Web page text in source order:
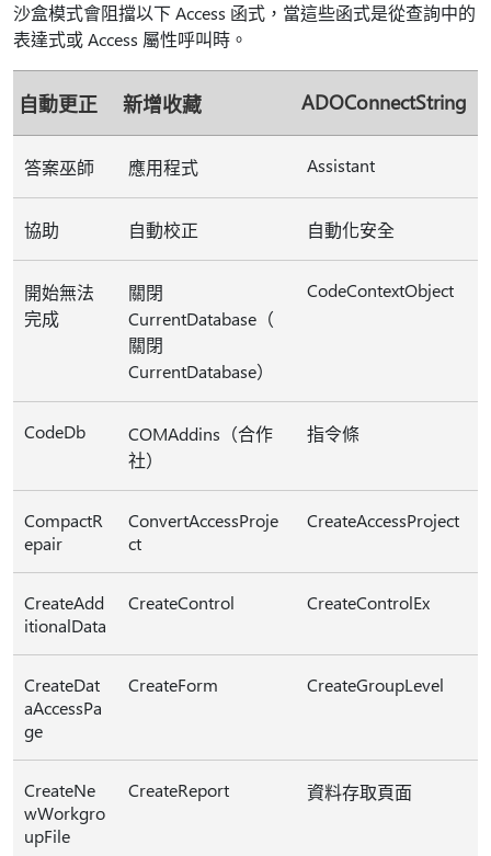
沙盒模式會阻擋以下 Access 函式，當這些函式是從查詢中的
表達式或 Access 屬性呼叫時。
自動更正 新增收藏 ADOConnectString
答案巫師 應用程式 Assistant
協助 自動校正 自動化安全
開始無法
完成
關閉
CurrentDatabase（
關閉
CurrentDatabase）
CodeContextObject
CodeDb
COMAddins（合作
社）
指令條
CompactR
epair
ConvertAccessProje
ct
CreateAccessProject
CreateAdd
itionalData
CreateControl CreateControlEx
CreateDat
aAccessPa
ge
CreateForm CreateGroupLevel
CreateNe
wWorkgro
upFile
CreateReport 資料存取頁面